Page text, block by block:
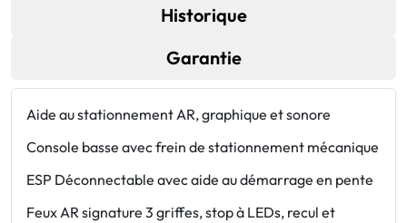
Historique
Garantie
Aide au stationnement AR, graphique et sonore
Console basse avec frein de stationnement mécanique
ESP Déconnectable avec aide au démarrage en pente
Feux AR signature 3 griffes, stop à LEDs, recul et